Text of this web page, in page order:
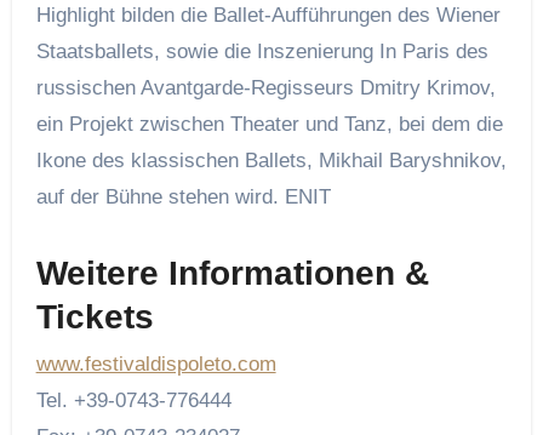
Highlight bilden die Ballet-Aufführungen des Wiener
Staatsballets, sowie die Inszenierung In Paris des
russischen Avantgarde-Regisseurs Dmitry Krimov,
ein Projekt zwischen Theater und Tanz, bei dem die
Ikone des klassischen Ballets, Mikhail Baryshnikov,
auf der Bühne stehen wird. ENIT
Weitere Informationen &
Tickets
www.festivaldispoleto.com
Tel. +39-0743-776444